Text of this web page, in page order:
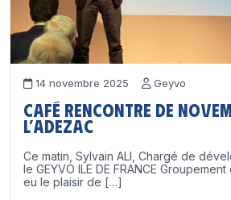
14 novembre 2025 Geyvo
Café Rencontre de
l’ADEZAC
Ce matin, Sylvain ALI, Chargé de
le GEYVO ILE DE FRANCE
eu le plaisir de […]